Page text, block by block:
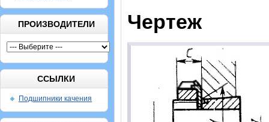
ПРОИЗВОДИТЕЛИ
ССЫЛКИ
Подшипники качения
Чертеж